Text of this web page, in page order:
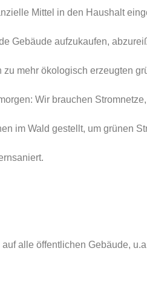
Mittel in den Haushalt
Gebäude aufzukaufen,
mehr ökologisch erzeugten
Wir brauchen
im Wald gestellt, um grünen
alle öffentlichen Gebäude,